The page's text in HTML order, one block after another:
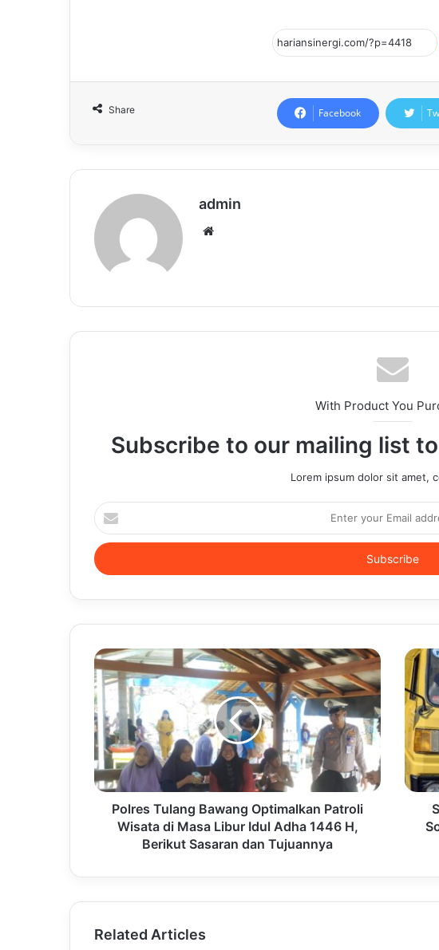
Share Facebook
admin
With Product You
Subscribe to our mailing list
Lorem ipsum dolor sit amet,
Enter
your
Email
address
Polres Tulang Bawang Optimalkan Patroli
Wisata di Masa Libur Idul Adha 1446 H,
Berikut Sasaran dan Tujuannya
Related Articles